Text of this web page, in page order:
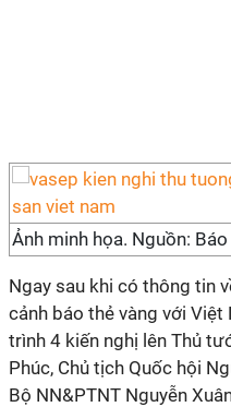
Ảnh minh họa. Nguồn:
Ngay sau khi có thông tin
cảnh báo thẻ vàng với Việt
trình 4 kiến nghị lên Thủ
Phúc, Chủ tịch Quốc hội
Bộ NN&PTNT Nguyễn